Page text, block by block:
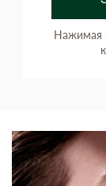
Нажимая